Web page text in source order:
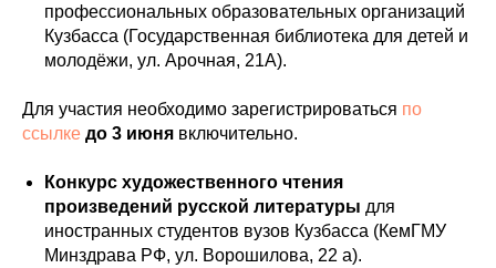
профессиональных образовательных организаций
Кузбасса (Государственная библиотека для детей и
молодёжи, ул. Арочная, 21А).
Для участия необходимо зарегистрироваться по
ссылке до 3 июня включительно.
Конкурс художественного чтения
произведений русской литературы для
иностранных студентов вузов Кузбасса (КемГМУ
Минздрава РФ, ул. Ворошилова, 22 а).